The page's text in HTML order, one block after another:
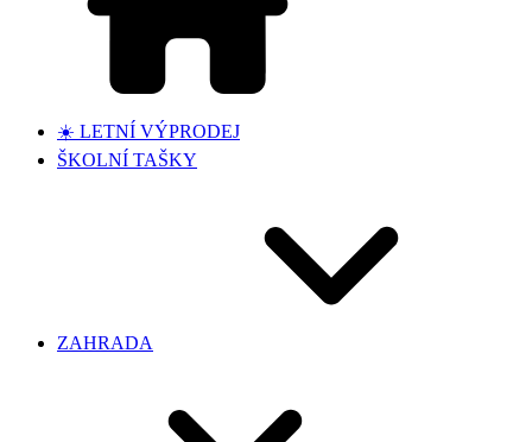
☀️ LETNÍ VÝPRODEJ
ŠKOLNÍ TAŠKY
ZAHRADA